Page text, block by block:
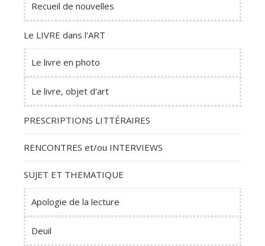
Recueil de nouvelles
Le LIVRE dans l'ART
Le livre en photo
Le livre, objet d'art
PRESCRIPTIONS LITTÉRAIRES
RENCONTRES et/ou INTERVIEWS
SUJET ET THEMATIQUE
Apologie de la lecture
Deuil